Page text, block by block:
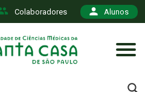
Colaboradores Alunos